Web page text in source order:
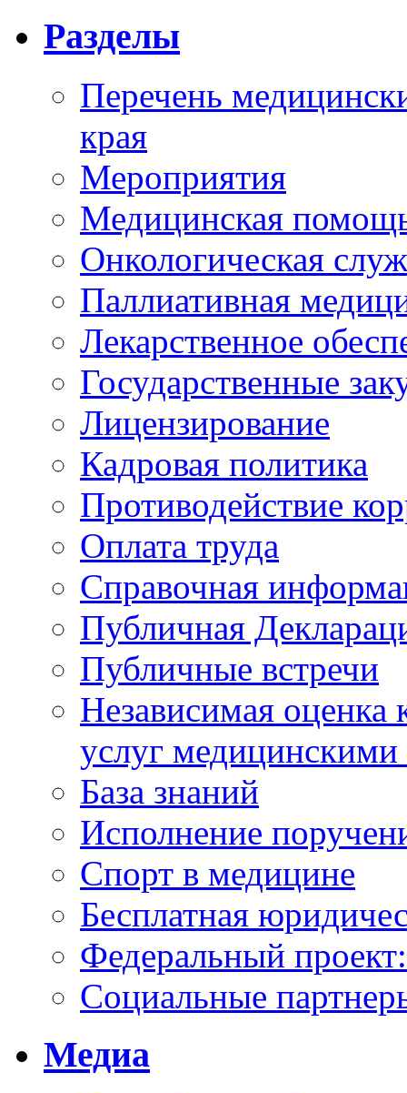
Разделы
Перечень
края
Мероприятия
Медицинская
Онкологическая
Паллиативная
Лекарственное
Государственные
Лицензирование
Кадровая политика
Противодействие
Оплата труда
Справочная
Публичная
Публичные встречи
Независимая оценка
услуг
База знаний
Исполнение
Спорт в медицине
Бесплатная
Федеральный
Социальные
Медиа